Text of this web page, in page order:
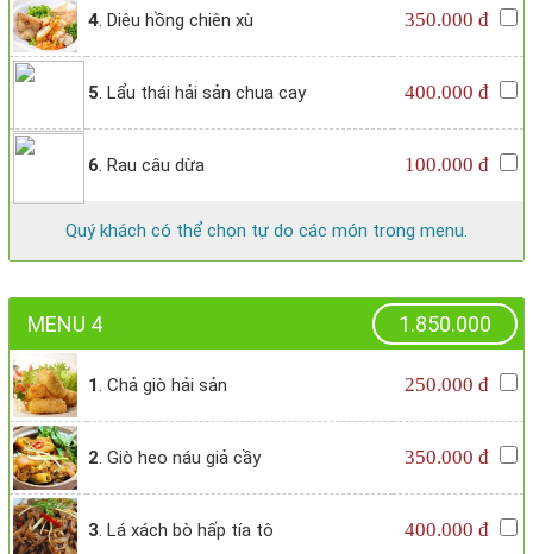
4. Diêu hồng chiên xù 350.000 đ
5. Lẩu thái hải sản chua cay 400.000 đ
6. Rau câu dừa 100.000 đ
Quý khách có thể chọn tự do các món trong menu.
MENU 4 1.850.000
1. Chả giò hải sản 250.000 đ
2. Giò heo náu giả cầy 350.000 đ
3. Lá xách bò hấp tía tô 400.000 đ